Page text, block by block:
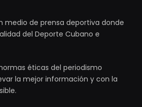
medio de prensa deportiva donde
del Deporte Cubano e
éticas del periodismo
la mejor información y con la